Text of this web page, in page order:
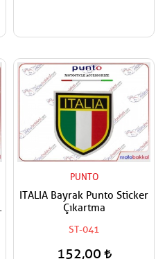
PUNTO
ITALIA Bayrak Punto Sticker
Çıkartma
ST-041
152,00